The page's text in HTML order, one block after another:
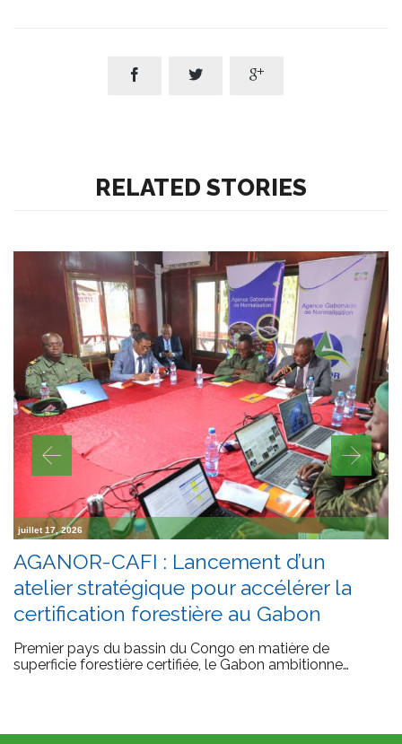
  
RELATED STORIES
juillet 17, 2026
AGANOR-CAFI : Lancement d’un
atelier stratégique pour accélérer la
certification forestière au Gabon
Premier pays du bassin du Congo en matière de
superficie forestière certifiée, le Gabon ambitionne…